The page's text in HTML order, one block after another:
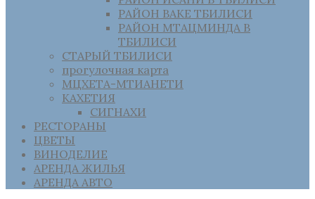
РАЙОН ВАКЕ ТБИЛИСИ
РАЙОН МТАЦМИНДА В
ТБИЛИСИ
СТАРЫЙ ТБИЛИСИ
прогулочная карта
МЦХЕТА-МТИАНЕТИ
КАХЕТИЯ
СИГНАХИ
РЕСТОРАНЫ
ЦВЕТЫ
ВИНОДЕЛИЕ
АРЕНДА ЖИЛЬЯ
АРЕНДА АВТО